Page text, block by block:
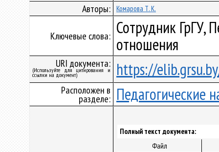
Авторы: Комарова Т. К.
Ключевые слова: Сотрудник ГрГУ,
отношения
URI документа:
(Используйте для цитирования и
ссылки на документ) https://
Расположен в
разделе: Педагогические
Полный текст документа:
Файл